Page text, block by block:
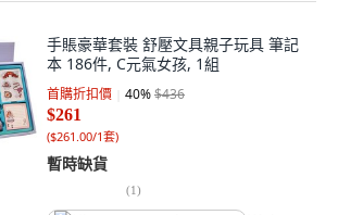
手賬豪華套裝 舒壓文具親子玩具 筆記
本 186件, C元氣女孩, 1組
首購折扣價 40%$436
$261
($261.00/1套)
暫時缺貨
(1)